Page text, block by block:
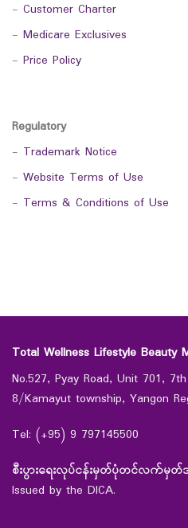
- Customer Charter
- Medicare Exclusives
- Price Policy
Regulatory
- Trademark Notice
- Website Terms of Use
- Terms & Conditions of Use
Total Wellness Lifestyle Beauty
No.527, Pyay Road, Unit 701,
8/Kamayut township, Yangon
Tel: (+95) 9 797145500
စီးပွားရေးလုပ်ငန်းမှတ်ပုံတင်လက်မှ
Issued by the DICA.